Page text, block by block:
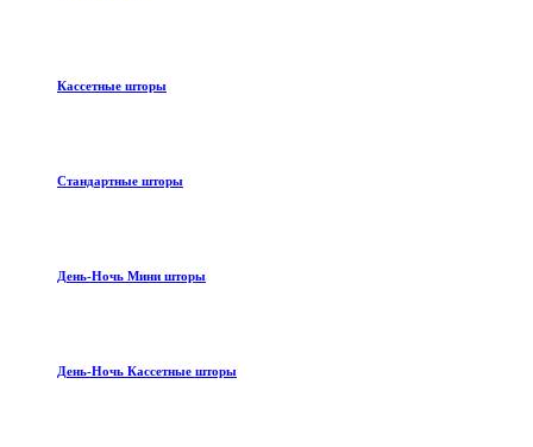
Кассетные шторы
Стандартные шторы
День-Ночь Мини шторы
День-Ночь Кассетные шторы